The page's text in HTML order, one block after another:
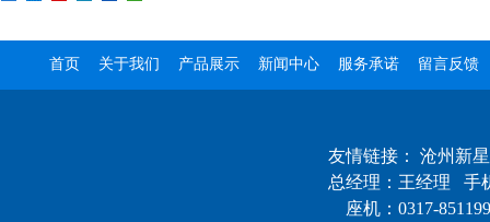
首页 关于我们 产品展示 新闻中心 服务承诺 留言反馈
友情链接： 沧州新
总经理：王经理 手
座机：0317-